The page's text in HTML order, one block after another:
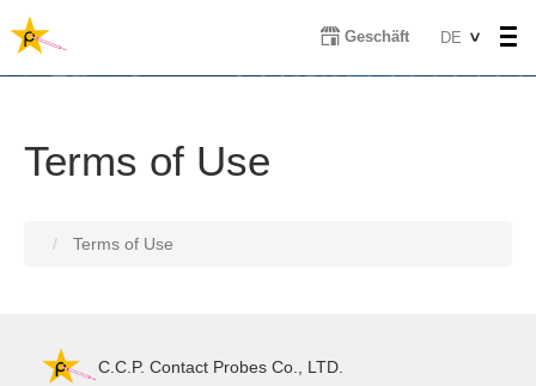
Direkt
zum
Geschäft
Select
DE
Terms of Use
Terms of Use
C.C.P. Contact Probes Co., LTD.